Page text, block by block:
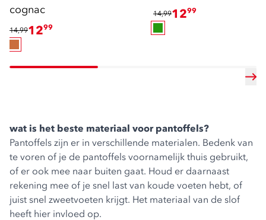
cognac
14,991299
14,991299
wat is het beste materiaal voor pantoffels?
Pantoffels zijn er in verschillende materialen. Bedenk van
te voren of je de pantoffels voornamelijk thuis gebruikt,
of er ook mee naar buiten gaat. Houd er daarnaast
rekening mee of je snel last van koude voeten hebt, of
juist snel zweetvoeten krijgt. Het materiaal van de slof
heeft hier invloed op.